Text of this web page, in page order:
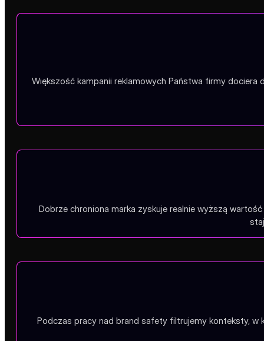
Większość kampanii reklamowych Państwa firmy
Dobrze chroniona marka zyskuje realnie wyższą
Podczas pracy nad brand safety filtrujemy konteksty, w